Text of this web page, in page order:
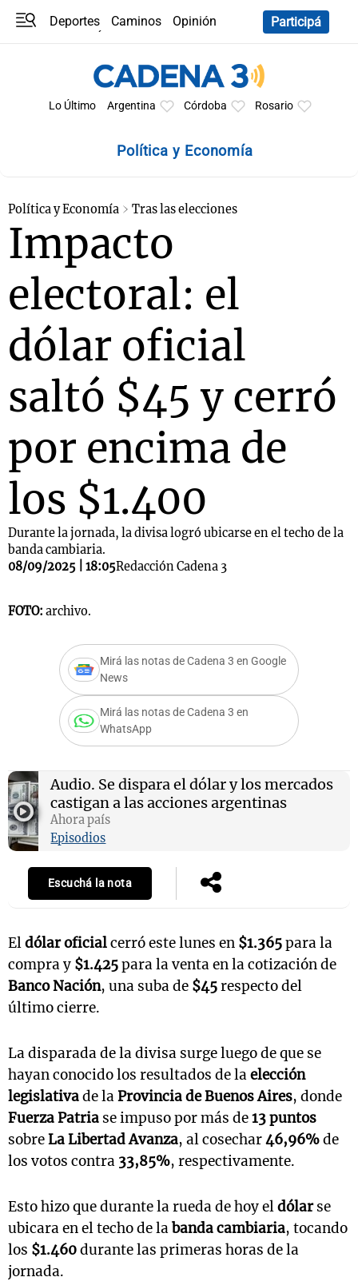
Deportes Caminos
Opinión
Participá
Lo Último Argentina Córdoba Rosario
Política y Economía
Política y Economía Tras las elecciones
Impacto
electoral: el
dólar oficial
saltó $45 y cerró
por encima de
los $1.400
Durante la jornada, la divisa logró ubicarse en el techo de la
banda cambiaria.
08/09/2025 | 18:05Redacción Cadena 3
FOTO: archivo.
Mirá las notas de Cadena 3 en Google
News
Mirá las notas de Cadena 3 en
WhatsApp
Audio. Se dispara el dólar y los mercados
castigan a las acciones argentinas
Ahora país
Episodios
Escuchá la nota
Eldólar oficialcerró este lunes en $1.365para la
compra y $1.425para la venta en la cotización de
Banco Nación, una suba de $45respecto del
último cierre.
La disparada de la divisa surge luego de que se
hayan conocido los resultados de laelección
legislativade laProvincia de Buenos Aires, donde
Fuerza Patria se impuso por más de13 puntos
sobreLa Libertad Avanza, al cosechar46,96%de
los votos contra 33,85%, respectivamente.
Esto hizo que durante la rueda de hoy eldólarse
ubicara en el techo de labanda cambiaria, tocando
los $1.460durante las primeras horas de la
jornada.
Notas
Mundial 2026
Notas